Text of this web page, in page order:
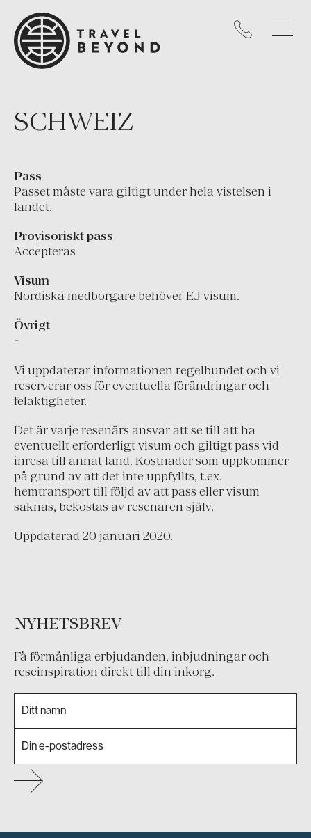
Kanada
Mexiko
Nicaragua
Uruguay
KARIBIEN
Västindien
EUROPA
England
Grekland
Island
Italien
Montenegro
Nederländerna
Portugal
Schweiz
Spanien
SCHWEIZ
Pass
Passet måste vara giltigt under hela vistelsen i
landet.
Provisoriskt pass
Accepteras
Visum
Nordiska medborgare behöver EJ visum.
Övrigt
-
Vi uppdaterar informationen regelbundet och vi
reserverar oss för eventuella förändringar och
felaktigheter.
Det är varje resenärs ansvar att se till att ha
eventuellt erforderligt visum och giltigt pass vid
inresa till annat land. Kostnader som uppkommer
på grund av att det inte uppfyllts, t.ex.
hemtransport till följd av att pass eller visum
saknas, bekostas av resenären själv.
Uppdaterad 20 januari 2020.
NYHETSBREV
Få förmånliga erbjudanden, inbjudningar och
reseinspiration direkt till din inkorg.